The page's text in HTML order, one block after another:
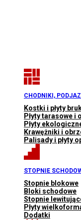
CHODNIKI,
Kostki i płyty
Płyty tarasowe i
Płyty
Krawężniki i
Palisady i płyty
STOPNIE
Stopnie blokowe
Bloki schodowe
Stopnie
Płyty
Dodatki